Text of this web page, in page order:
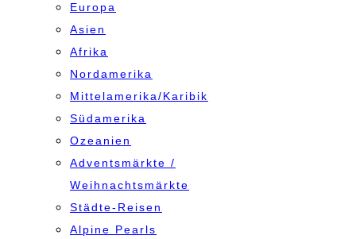
Europa
Asien
Afrika
Nordamerika
Mittelamerika/Karibik
Südamerika
Ozeanien
Adventsmärkte /
Weihnachtsmärkte
Städte-Reisen
Alpine Pearls